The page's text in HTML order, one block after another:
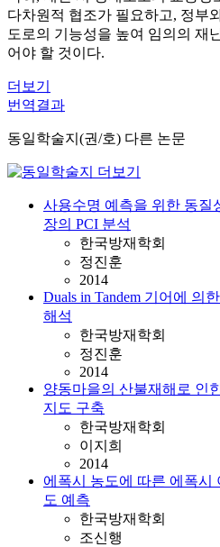
다차원적 협조가 필요하고, 정부
도로의 기능성을 높여 임의의 재
어야 할 것이다.
더보기
번역결과
동일학술지(권/호) 다른 논문
사용수명 예측을 위한 동질
장의 PCI 분석
한국방재학회
정진훈
2014
Duals in Tandem 기어에 의
해석
한국방재학회
정진훈
2014
양동마을의 산불재해로 인
지도 구축
한국방재학회
이지희
2014
에폭시 농도에 따른 에폭시
도 예측
한국방재학회
조신행